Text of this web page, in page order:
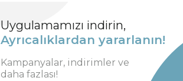
Uygulamamızı indirin,
Ayrıcalıklardan yararlanın!
Kampanyalar, indirimler ve
daha fazlası!